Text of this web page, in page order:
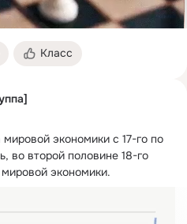
Класс
экономики с 17-го по
во второй половине 18-го
экономики.